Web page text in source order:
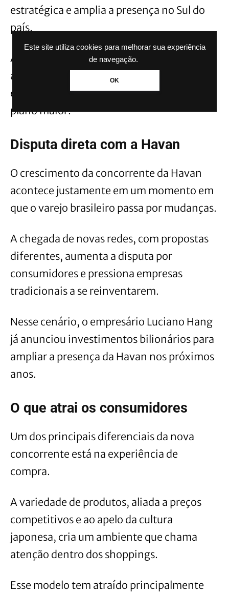
Este site utiliza cookies para melhorar sua experiência
de navegação.
OK
estratégica e amplia a presença no Sul do
país.
Além disso, outras unidades já foram
abertas recentemente, mostrando que a
expansão não é pontual, mas parte de um
plano maior.
Disputa direta com a Havan
O crescimento da concorrente da Havan
acontece justamente em um momento em
que o varejo brasileiro passa por mudanças.
A chegada de novas redes, com propostas
diferentes, aumenta a disputa por
consumidores e pressiona empresas
tradicionais a se reinventarem.
Nesse cenário, o empresário Luciano Hang
já anunciou investimentos bilionários para
ampliar a presença da Havan nos próximos
anos.
O que atrai os consumidores
Um dos principais diferenciais da nova
concorrente está na experiência de
compra.
A variedade de produtos, aliada a preços
competitivos e ao apelo da cultura
japonesa, cria um ambiente que chama
atenção dentro dos shoppings.
Esse modelo tem atraído principalmente